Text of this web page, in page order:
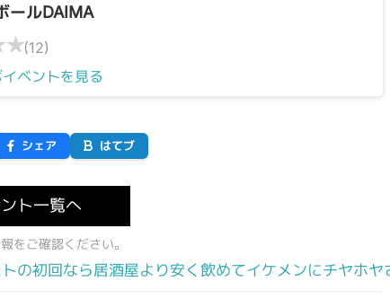
ールDAIMA
★(12)
ベントを見る
シェア はてブ
ト一覧へ
をご確認ください。
の初回なら居酒屋より安く飲めてイケメンにチヤホヤ